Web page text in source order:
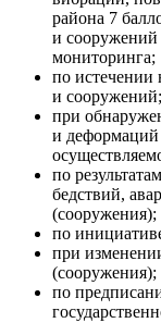
района 7
и сооружений
мониторинга;
по истечении
и сооружений;
при
и деформаций
по
бедствий,
(сооружения);
по
при
(сооружения);
по